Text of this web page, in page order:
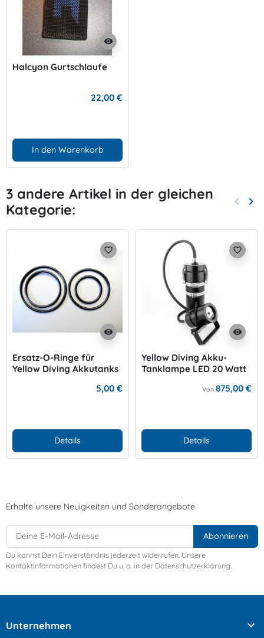
visibility
Halcyon Gurtschlaufe
22,00 €
In den Warenkorb
3 andere Artikel in der gleichen
Kategorie:
Zurück
keyboard_arrow_left keyboard_arrow_right
visibility
favorite_border
Ersatz-O-Ringe für
Yellow Diving Akkutanks
5,00 €
Details
visibility
favorite_border
Yellow Diving Akku-
Tanklampe LED 20 Watt
Von 875,00 €
Details
Erhalte unsere Neuigkeiten und Sonderangebote
Du kannst Dein Einverständnis jederzeit widerrufen. Unsere
Kontaktinformationen findest Du u. a. in der Datenschutzerklärung.
Unternehmen 